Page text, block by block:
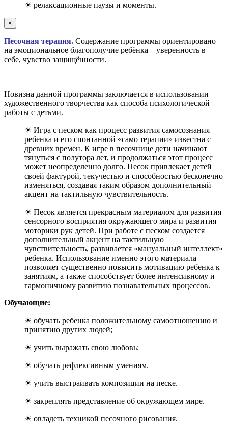
☀ релаксационные паузы и моменты.
×
Песочная терапия. Содержание программы ориентировано
на эмоциональное благополучие ребёнка – уверенность в
себе, чувство защищённости.
Новизна данной программы заключается в использовании
художественного творчества как способа психологической
работы с детьми.
☀ Игра с песком как процесс развития самосознания
ребенка и его спонтанной «само терапии» известна с
древних времен. К игре в песочнице дети начинают
тянуться с полутора лет, и продолжаться этот процесс
может неопределенно долго. Песок привлекает детей
своей фактурой, текучестью и способностью бесконечно
изменяться, создавая таким образом дополнительный
акцент на тактильную чувствительность.
☀ Песок является прекрасным материалом для развития
сенсорного восприятия окружающего мира и развития
моторики рук детей. При работе с песком создается
дополнительный акцент на тактильную
чувствительность, развивается «мануальный интеллект»
ребенка. Использование именно этого материала
позволяет существенно повысить мотивацию ребенка к
занятиям, а также способствует более интенсивному и
гармоничному развитию познавательных процессов.
Обучающие:
☀ обучать ребенка положительному самоотношению и
принятию других людей;
☀ учить выражать свою любовь;
☀ обучать рефлексивным умениям.
☀ учить выстраивать композиции на песке.
☀ закреплять представление об окружающем мире.
☀ овладеть техникой песочного рисования.